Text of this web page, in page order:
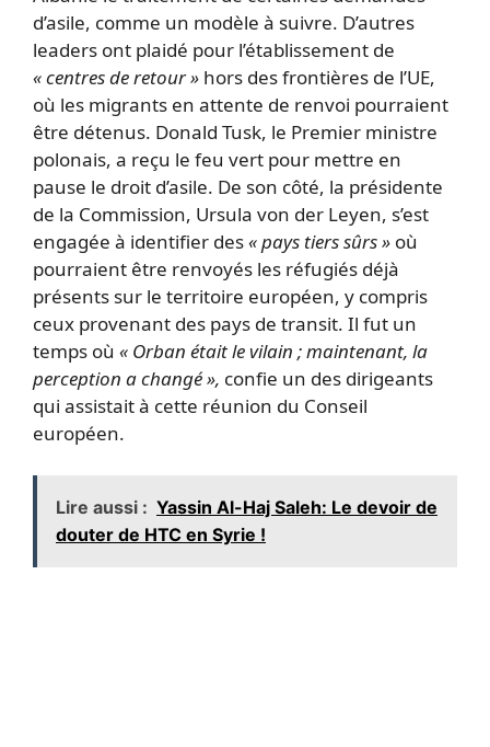
d’asile, comme un modèle à suivre. D’autres
leaders ont plaidé pour l’établissement de
« centres de retour » hors des frontières de l’UE,
où les migrants en attente de renvoi pourraient
être détenus. Donald Tusk, le Premier ministre
polonais, a reçu le feu vert pour mettre en
pause le droit d’asile. De son côté, la présidente
de la Commission, Ursula von der Leyen, s’est
engagée à identifier des« pays tiers sûrs » où
pourraient être renvoyés les réfugiés déjà
présents sur le territoire européen, y compris
ceux provenant des pays de transit. Il fut un
temps où « Orban était le vilain ; maintenant, la
perception a changé », confie un des dirigeants
qui assistait à cette réunion du Conseil
européen.
Lire aussi : Yassin Al-Haj Saleh: Le devoir de
douter de HTC en Syrie !